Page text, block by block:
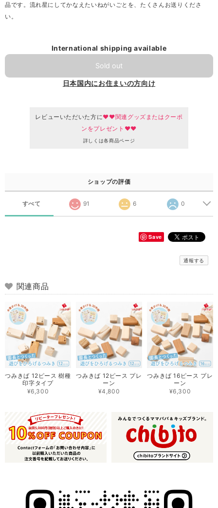
品です。流れ星にしてかなえたいねがいごとを、たくさんお送りくださ
い。
International shipping available
Sold out
日本国内にお住まいの方向け
レビューいただいた方に♥♥関連グッズまたはクーポ
ンをプレゼント♥♥
詳しくは各商品ページ
ショップの評価
すべて 91 6 0
Save
通報する
関連商品
つみきば 12ピース 樹種
印字タイプ
¥6,300
つみきば 12ピース プレ
ーン
¥4,800
つみきば 16ピース プレ
ーン
¥6,300